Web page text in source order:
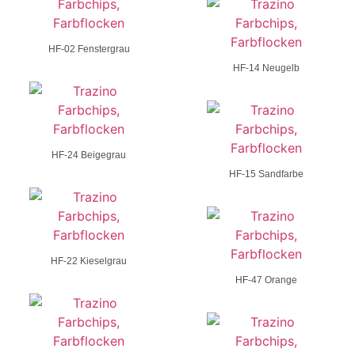
HF-02 Fenstergrau
HF-24 Beigegrau
HF-22 Kieselgrau
HF-14 Neugelb
HF-15 Sandfarbe
HF-47 Orange